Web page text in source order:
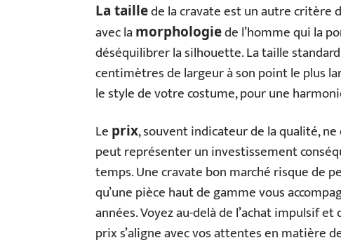
La taillede la cravate est un autre critère
avec lamorphologiede l’homme qui la
déséquilibrer la silhouette. La taille
centimètres de largeur à son point le plus
le style de votre costume, pour une
Le prix, souvent indicateur de la qualité,
peut représenter un investissement
temps. Une cravate bon marché risque de
qu’une pièce haut de gamme vous
années. Voyez au-delà de l’achat impulsif
prix s’aligne avec vos attentes en matière